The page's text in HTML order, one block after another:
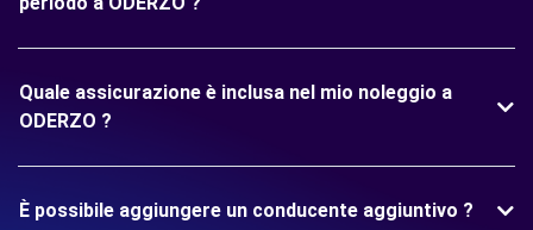
Quale assicurazione è inclusa nel mio noleggio a
ODERZO ?
È possibile aggiungere un conducente aggiuntivo ?